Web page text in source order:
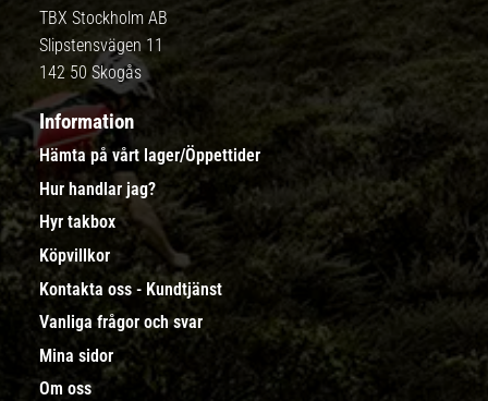
TBX Stockholm AB
Slipstensvägen 11
142 50 Skogås
Information
Hämta på vårt lager/Öppettider
Hur handlar jag?
Hyr takbox
Köpvillkor
Kontakta oss - Kundtjänst
Vanliga frågor och svar
Mina sidor
Om oss